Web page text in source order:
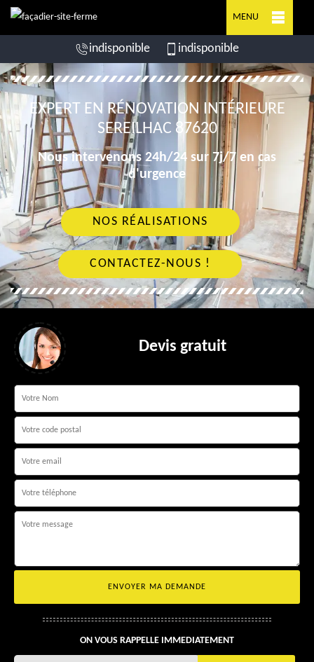
MENU
indisponible indisponible
EXPERT EN RÉNOVATION INTÉRIEURE
SEREILHAC 87620
Nous intervenons 24h/24 sur 7j/7 en cas
d'urgence
NOS RÉALISATIONS
CONTACTEZ-NOUS !
Devis gratuit
ON VOUS RAPPELLE IMMEDIATEMENT